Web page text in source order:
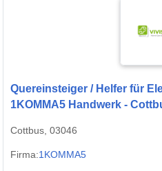
Quereinsteiger / Helfer für
1KOMMA5 Handwerk -
Cottbus, 03046
Firma:1KOMMA5